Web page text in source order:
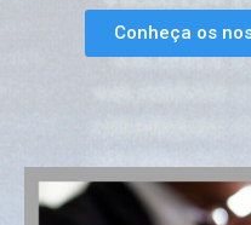
Conheça os